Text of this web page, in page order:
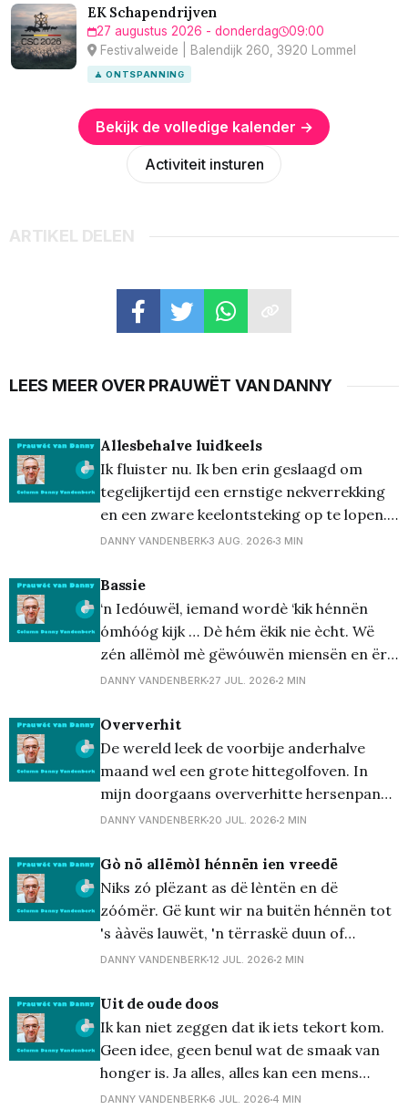
EK Schapendrijven
27 augustus 2026 - donderdag
09:00
Festivalweide | Balendijk 260, 3920 Lommel
🧘 ONTSPANNING
Bekijk de volledige kalender →
Activiteit insturen
ARTIKEL DELEN
LEES MEER OVER PRAUWËT VAN DANNY
Allesbehalve luidkeels
Ik fluister nu. Ik ben erin geslaagd om
tegelijkertijd een ernstige nekverrekking
en een zware keelontsteking op te lopen.
Buiten hun specifieke, totaal niet
een eigen bijna ondraaglijke vorm van
hoofdpijn teweeg, zowel stekend als
zeurderig. Dat laatste straalt uit naar mijn
hele lichaam, naar '
DANNY VANDENBERK 3 AUG. 2026 3 MIN
Bassie
‘n Iedóuwël, iemand wordè ‘kik hénnën
ómhóóg kijk … Dè hém ëkik nie ècht. Wë
zén allëmòl mè gëwóuwën miensën en ër
is ër génnë jénnën diejën dè gààw böllë’ës
gààw ien dë bëteejë'ënis va rap, mè van
eedëlmitauwël.
DANNY VANDENBERK 27 JUL. 2026 2 MIN
Oververhit
De wereld leek de voorbije anderhalve
maand wel een grote hittegolfoven. In
mijn doorgaans oververhitte hersenpan
ontdekte ik nieuwe woorden in bestaande,
van WK voetbal tussen Engeland en
Argentinië zat te kijken in het gezelschap
van zatte Jean-Luc. Oververhit zijn
DANNY VANDENBERK 20 JUL. 2026 2 MIN
Gò nö allëmòl hénnën ien vreedë
Niks zó plëzant as dë lèntën en dë
zóómër. Gë kunt wir na buitën hénnën tot
's ààvës lauwët, 'n tërraskë duun of
óóvërdag wa ien öwën hof wérrë'ën, dë
zóndër dè gë'm ien dë dreujëgkas moet
stèè&
DANNY VANDENBERK 12 JUL. 2026 2 MIN
Uit de oude doos
Ik kan niet zeggen dat ik iets tekort kom.
Geen idee, geen benul wat de smaak van
honger is. Ja alles, alles kan een mens
gelukkig maken. Een zingende merel, de
DANNY VANDENBERK 6 JUL. 2026 4 MIN